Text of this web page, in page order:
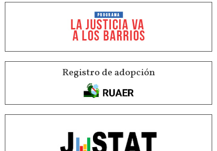
Registro de adopción